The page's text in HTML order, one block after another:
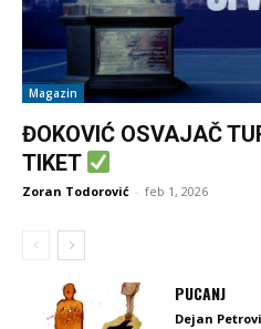
Magazin
ĐOKOVIĆ OSVAJAČ
TIKET
Zoran Todorović - feb 1, 2026
PUCANJ
Dejan